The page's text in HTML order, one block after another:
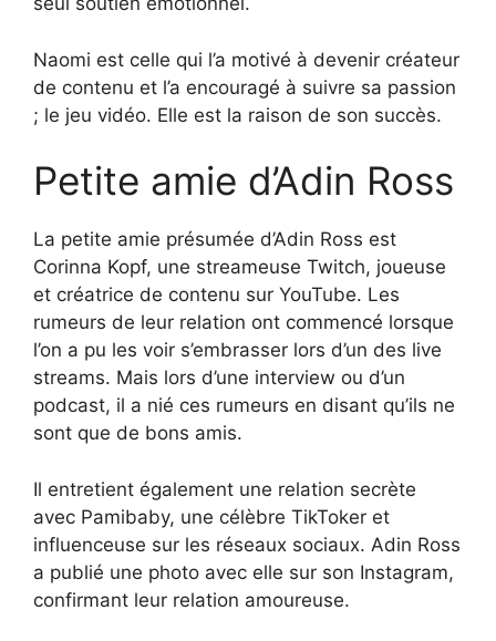
Naomi est celle qui l’a motivé à devenir créateur
de contenu et l’a encouragé à suivre sa passion
; le jeu vidéo. Elle est la raison de son succès.
Petite amie d’Adin Ross
La petite amie présumée d’Adin Ross est
Corinna Kopf, une streameuse Twitch, joueuse
et créatrice de contenu sur YouTube. Les
rumeurs de leur relation ont commencé lorsque
l’on a pu les voir s’embrasser lors d’un des live
streams. Mais lors d’une interview ou d’un
podcast, il a nié ces rumeurs en disant qu’ils ne
sont que de bons amis.
Il entretient également une relation secrète
avec Pamibaby, une célèbre TikToker et
influenceuse sur les réseaux sociaux. Adin Ross
a publié une photo avec elle sur son Instagram,
confirmant leur relation amoureuse.